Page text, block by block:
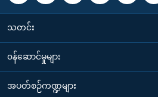
သတင်း
၀န်ဆောင်မှုများ
အပတ်စဉ်ကဏ္ဍများ